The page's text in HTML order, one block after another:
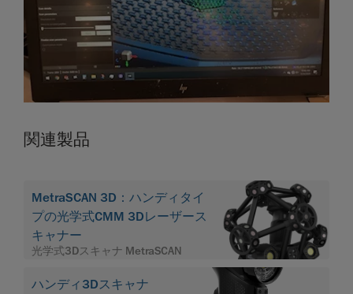
関連製品
MetraSCAN 3D：ハンディタイ
プの光学式CMM 3Dレーザース
キャナー
光学式3Dスキャナ MetraSCAN
ハンディ3Dスキャナ